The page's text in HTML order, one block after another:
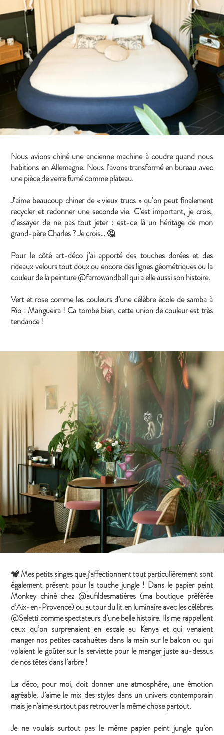
Nous avions chiné une ancienne machine à coudre quand nous
habitions en Allemagne. Nous l’avons transformé en bureau avec
une pièce de verre fumé comme plateau.
J’aime beaucoup chiner de « vieux trucs » qu’on peut finalement
recycler et redonner une seconde vie. C’est important, je crois,
d’essayer de ne pas tout jeter : est-ce là un héritage de mon
grand-père Charles ? Je crois… 🤔
Pour le côté art-déco j’ai apporté des touches dorées et des
rideaux velours tout doux ou encore des lignes géométriques ou la
couleur de la peinture @farrowandball qui a elle aussi son histoire.
Vert et rose comme les couleurs d’une célèbre école de samba à
Rio : Mangueira ! Ca tombe bien, cette union de couleur est très
tendance !
🐒 Mes petits singes que j’affectionnent tout particulièrement sont
également présent pour la touche jungle ! Dans le papier peint
Monkey chiné chez @aufildesmatières (ma boutique préférée
d’Aix-en-Provence) ou autour du lit en luminaire avec les célèbres
@Seletti comme spectateurs d’une belle histoire. Ils me rappellent
ceux qu’on surprenaient en escale au Kenya et qui venaient
manger nos petites cacahuètes dans la main sur le balcon ou qui
volaient le goûter sur la serviette pour le manger juste au-dessus
de nos têtes dans l’arbre !
La déco, pour moi, doit donner une atmosphère, une émotion
agréable. J’aime le mix des styles dans un univers contemporain
mais je n’aime surtout pas retrouver la même chose partout.
Je ne voulais surtout pas le même papier peint jungle qu’on